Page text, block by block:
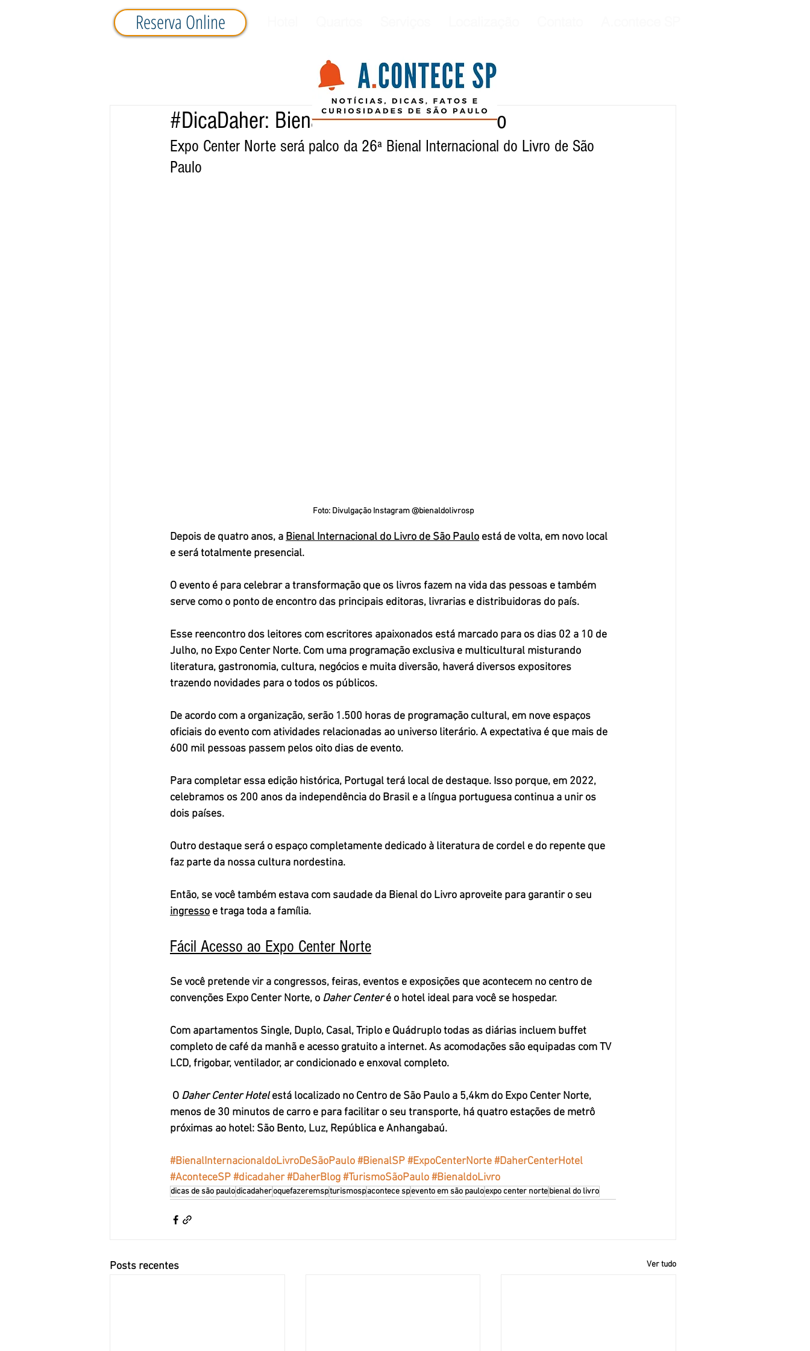
Reserva Online
#DicaDaher: Bienal Internacional do Livro
Expo Center Norte será palco da 26ª Bienal Internacional do Livro de São
Paulo
Foto: Divulgação Instagram @bienaldolivrosp
Depois de quatro anos, a Bienal Internacional do Livro de São Paulo está de volta, em novo local
e será totalmente presencial.
O evento é para celebrar a transformação que os livros fazem na vida das pessoas e também
serve como o ponto de encontro das principais editoras, livrarias e distribuidoras do país.
Esse reencontro dos leitores com escritores apaixonados está marcado para os dias 02 a 10 de
Julho, no Expo Center Norte. Com uma programação exclusiva e multicultural misturando
literatura, gastronomia, cultura, negócios e muita diversão, haverá diversos expositores
trazendo novidades para o todos os públicos.
De acordo com a organização, serão 1.500 horas de programação cultural, em nove espaços
oficiais do evento com atividades relacionadas ao universo literário. A expectativa é que mais de
600 mil pessoas passem pelos oito dias de evento.
Para completar essa edição histórica, Portugal terá local de destaque. Isso porque, em 2022,
celebramos os 200 anos da independência do Brasil e a língua portuguesa continua a unir os
dois países.
Outro destaque será o espaço completamente dedicado à literatura de cordel e do repente que
faz parte da nossa cultura nordestina.
Então, se você também estava com saudade da Bienal do Livro aproveite para garantir o seu
ingresso e traga toda a família.
Fácil Acesso ao Expo Center Norte
Se você pretende vir a congressos, feiras, eventos e exposições que acontecem no centro de
convenções Expo Center Norte, o Daher Center é o hotel ideal para você se hospedar.
Com apartamentos Single, Duplo, Casal, Triplo e Quádruplo todas as diárias incluem buffet
completo de café da manhã e acesso gratuito a internet. As acomodações são equipadas com TV
LCD, frigobar, ventilador, ar condicionado e enxoval completo.
O Daher Center Hotel está localizado no Centro de São Paulo a 5,4km do Expo Center Norte,
menos de 30 minutos de carro e para facilitar o seu transporte, há quatro estações de metrô
próximas ao hotel: São Bento, Luz, República e Anhangabaú.
#BienalInternacionaldoLivroDeSãoPaulo#BienalSP#ExpoCenterNorte#DaherCenterHotel
#AconteceSP#dicadaher#DaherBlog#TurismoSãoPaulo#BienaldoLivro
dicas de são paulodicadaheroquefazeremspturismospacontece spevento em são pauloexpo center nortebienal do livro
Posts recentes Ver tudo